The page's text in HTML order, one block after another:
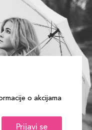
o akcijama
Prijavi se